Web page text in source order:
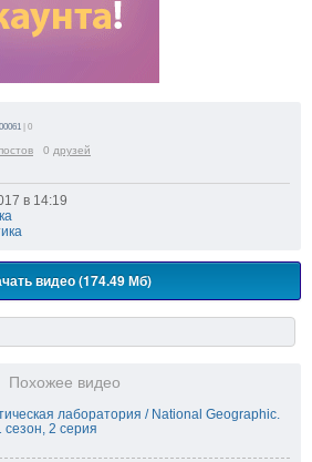
| 0
0 друзей
в 14:19
видео (174.49 Мб)
Похожее видео
лаборатория / National Geographic.
сезон, 2 серия